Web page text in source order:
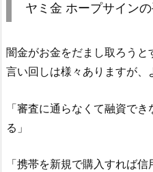
ヤミ金 ホープサイン
闇金がお金をだまし取ろう
言い回しは様々ありますが、
「審査に通らなくて融資で
る」
「携帯を新規で購入すれば